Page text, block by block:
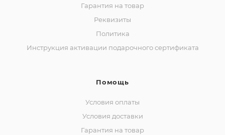
Гарантия на товар
Реквизиты
Политика
Инструкция активации подарочного сертификата
Помощь
Условия оплаты
Условия доставки
Гарантия на товар